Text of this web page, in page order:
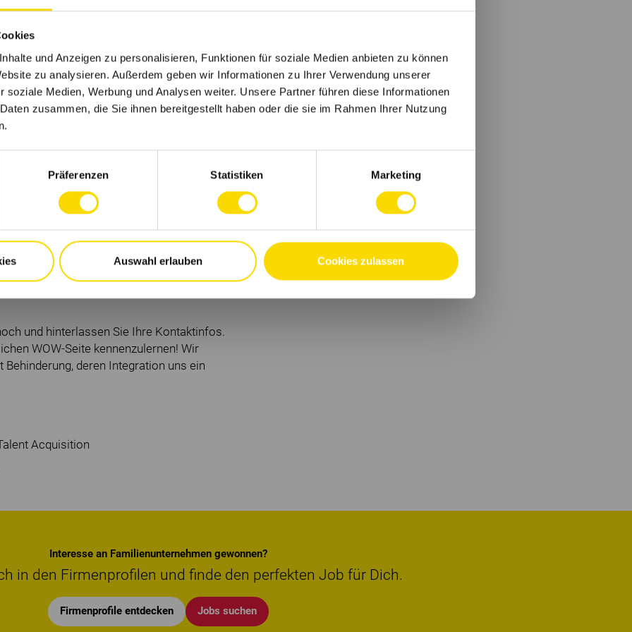
und Anzeigen zu personalisieren, Funktionen für soziale Medien anbieten zu können
zu analysieren. Außerdem geben wir Informationen zu Ihrer Verwendung unserer
soziale Medien, Werbung und Analysen weiter. Unsere Partner führen diese Informationen
zusammen, die Sie ihnen bereitgestellt haben oder die sie im Rahmen Ihrer Nutzung
Präferenzen Statistiken Marketing
Auswahl erlauben Cookies zulassen
blicken können, zahlen wir für alle
ein, den Sie zusätzlich durch
die Welt zu sehen: Bis zu 32 Tage Urlaub.
nur dieses Jahr frei.
und saisonale Küche in unseren mehrfach
und die Möglichkeit, im Home-
richtigen Ort, mit der richtigen Perspektive:
Sie bei Ihrer individuellen
Prozess und einem umfangreichen
und hinterlassen Sie Ihre Kontaktinfos.
WOW-Seite kennenzulernen! Wir
deren Integration uns ein
Acquisition
Interesse an Familienunternehmen gewonnen?
in den Firmenprofilen und finde den perfekten Job für Dich.
Firmenprofile entdecken Jobs suchen